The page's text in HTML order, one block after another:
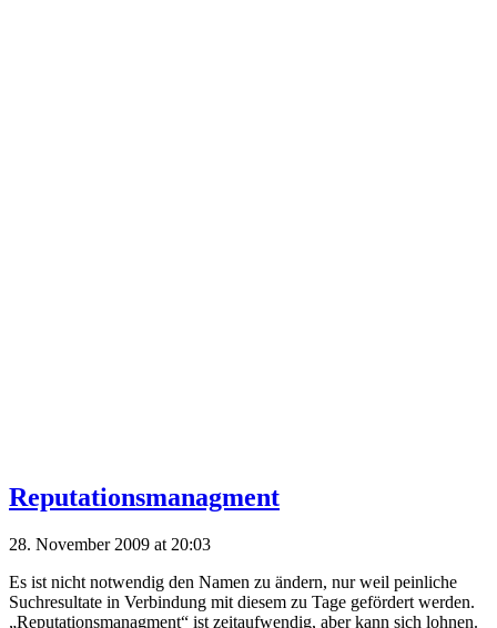
Reputationsmanagment
28. November 2009 at 20:03
Es ist nicht notwendig den Namen zu ändern, nur weil peinliche
Suchresultate in Verbindung mit diesem zu Tage gefördert werden.
„Reputationsmanagment“ ist zeitaufwendig, aber kann sich lohnen.